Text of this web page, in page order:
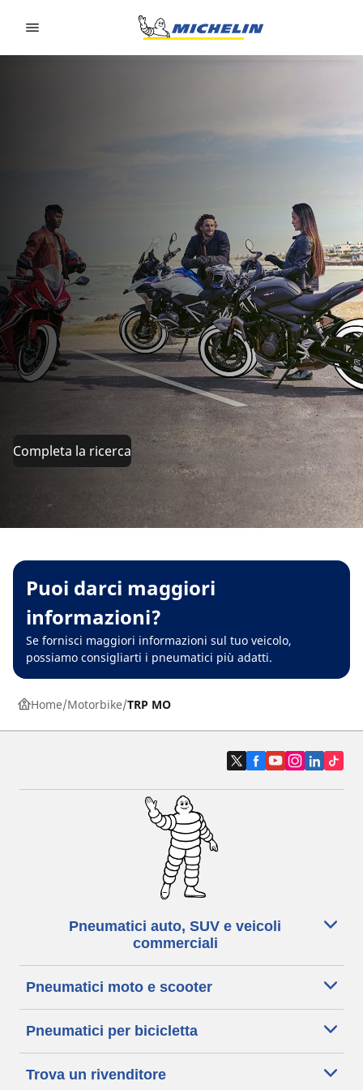
Completa la ricerca
Puoi darci maggiori
informazioni?
Se fornisci maggiori informazioni sul tuo veicolo,
possiamo consigliarti i pneumatici più adatti.
Home Motorbike TRP MO
Pneumatici auto, SUV e veicoli
commerciali
Pneumatici moto e scooter
Pneumatici per bicicletta
Trova un rivenditore